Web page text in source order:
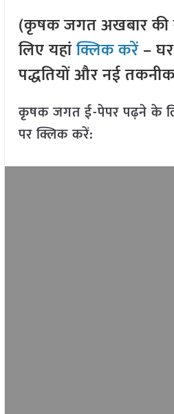
(कृषक जगत अखबार
लिए यहांक्लिक करें–
पद्धतियों और नई
कृषक जगत ई-पेपर पढ़ने के
पर क्लिक करें: